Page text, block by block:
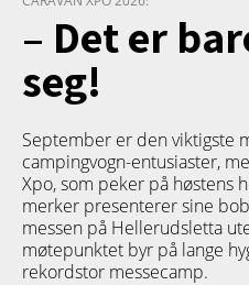
– Det er
seg!
September er den viktigste
campingvogn-entusiaster,
Xpo, som peker på høstens
merker presenterer sine
messen på Hellerudsletta
møtepunktet byr på lange
rekordstor messecamp.